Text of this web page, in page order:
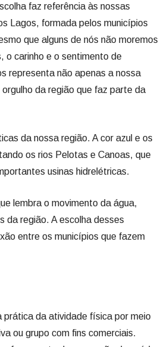
faz referência às nossas
Lagos, formada pelos municípios
que alguns de nós não moremos
o carinho e o sentimento de
representa não apenas a nossa
da região que faz parte da
da nossa região. A cor azul e os
os rios Pelotas e Canoas, que
usinas hidrelétricas.
lembra o movimento da água,
da região. A escolha desses
entre os municípios que fazem
prática da atividade física por meio
ou grupo com fins comerciais.